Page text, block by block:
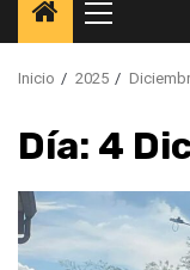
Menú
principal
Inicio 2025
Día: 4